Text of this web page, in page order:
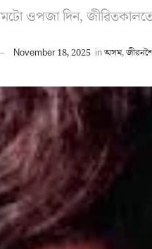
ওপজা দিন,
November 18, 2025 inঅসম,